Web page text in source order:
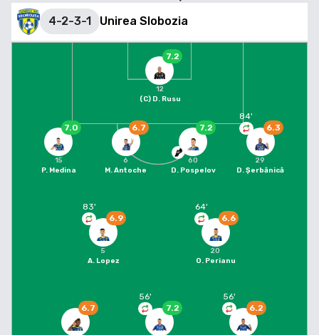
4-2-3-1 Unirea Slobozia
7.2
12
(C) D. Rusu
7.0
15
P. Medina
6.7
6
M. Antoche
7.2
60
D. Pospelov
6.3
84'
29
D. Șerbănică
6.9
83'
5
A. Lopez
6.6
64'
20
O. Perianu
6.7 7.2
56'
6.2
56'